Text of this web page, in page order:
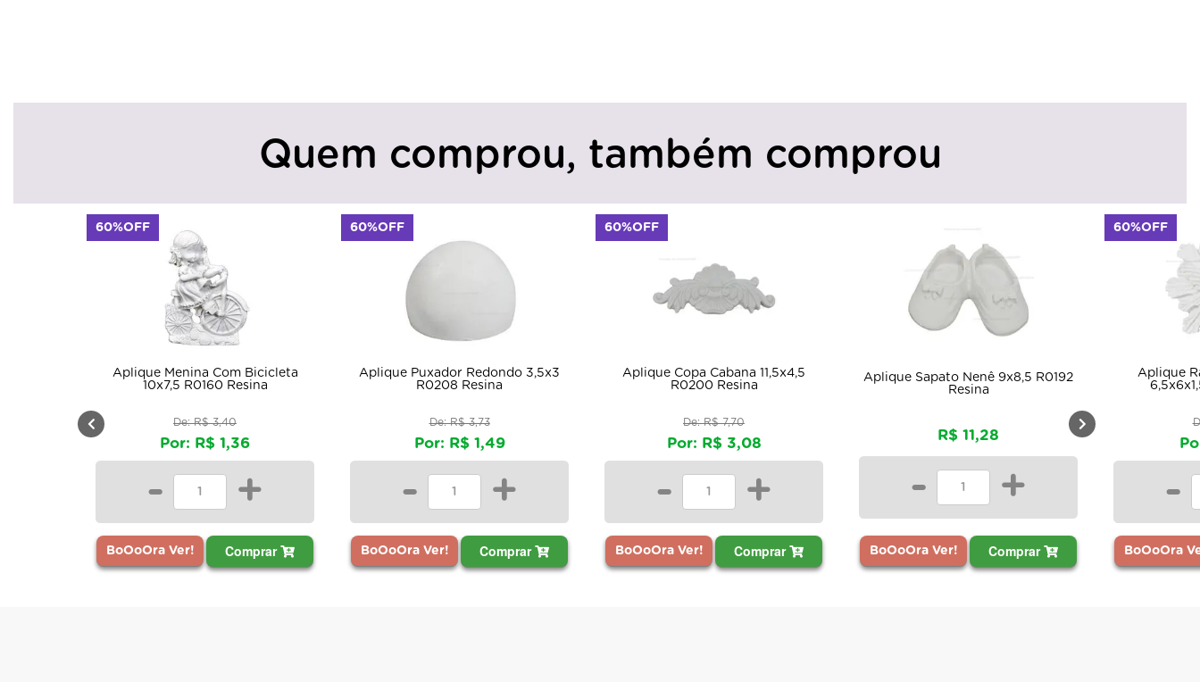
Quem comprou, também comprou
Aplique Menina Com Bicicleta
10x7,5 R0160 Resina
De: R$ 3,40
Por: R$ 1,36
- +
BoOoOra Ver! Comprar
60%OFF
Aplique Puxador Redondo 3,5x3
R0208 Resina
De: R$ 3,73
Por: R$ 1,49
- +
BoOoOra Ver! Comprar
60%OFF
Aplique Copa Cabana 11,5x4,5
R0200 Resina
De: R$ 7,70
Por: R$ 3,08
- +
BoOoOra Ver! Comprar
60%OFF
Aplique Sapato Nenê 9x8,5 R0192
Resina
R$ 11,28
- +
BoOoOra Ver! Comprar
Aplique
-
BoOoOra
60%OFF